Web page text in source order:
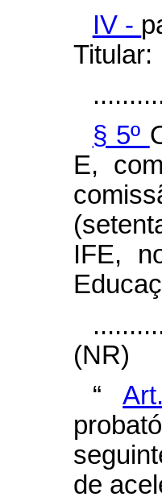
IV -
Titular:
§ 5º
E,
IFE,
(NR)
“
de